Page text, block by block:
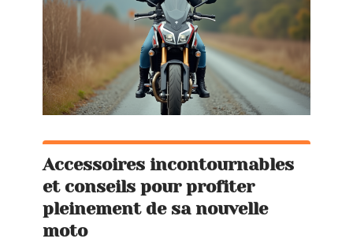
Accessoires incontournables
et conseils pour profiter
pleinement de sa nouvelle
moto